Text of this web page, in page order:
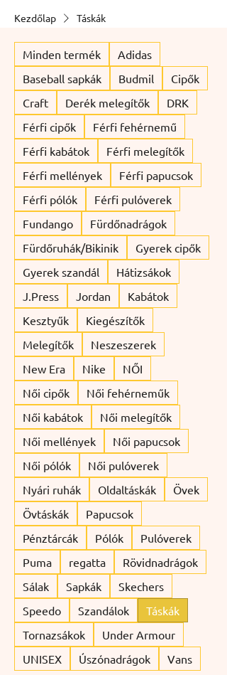
Kezdőlap Táskák
Minden termék
Adidas
Baseball sapkák
Budmil
Cipők
Craft
Derék melegítők
DRK
Férfi cipők
Férfi fehérnemű
Férfi kabátok
Férfi melegítők
Férfi mellények
Férfi papucsok
Férfi pólók
Férfi pulóverek
Fundango
Fürdőnadrágok
Fürdőruhák/Bikinik
Gyerek cipők
Gyerek szandál
Hátizsákok
J.Press
Jordan
Kabátok
Kesztyűk
Kiegészítők
Melegítők
Neszeszerek
New Era
Nike
NŐI
Női cipők
Női fehérneműk
Női kabátok
Női melegítők
Női mellények
Női papucsok
Női pólók
Női pulóverek
Nyári ruhák
Oldaltáskák
Övek
Övtáskák
Papucsok
Pénztárcák
Pólók
Pulóverek
Puma
regatta
Rövidnadrágok
Sálak
Sapkák
Skechers
Speedo
Szandálok
Táskák
Tornazsákok
Under Armour
UNISEX
Úszónadrágok Vans